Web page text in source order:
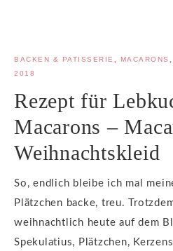
BACKEN & PATISSERIE MACARONS
2018
Rezept für
Macarons –
Weihnachtskleid
So, endlich bleibe ich mal
Plätzchen backe, treu.
weihnachtlich heute auf dem
Spekulatius, Plätzchen,